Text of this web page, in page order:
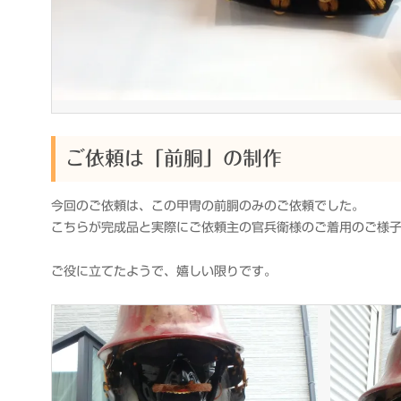
ご依頼は「前胴」の制作
今回のご依頼は、この甲冑の前胴のみのご依頼でした。
こちらが完成品と実際にご依頼主の官兵衛様のご着用のご様
ご役に立てたようで、嬉しい限りです。